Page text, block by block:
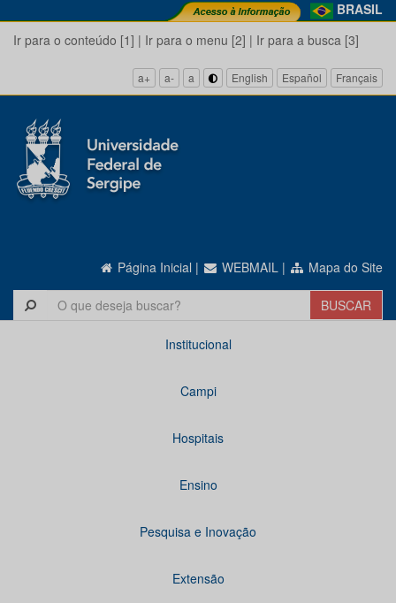
BRASIL
Ir para o conteúdo [1] | Ir para o menu [2] | Ir para a busca [3]
a+ a- a English Español Français
Página Inicial | WEBMAIL | Mapa do Site
Institucional
Campi
Hospitais
Ensino
Pesquisa e Inovação
Extensão